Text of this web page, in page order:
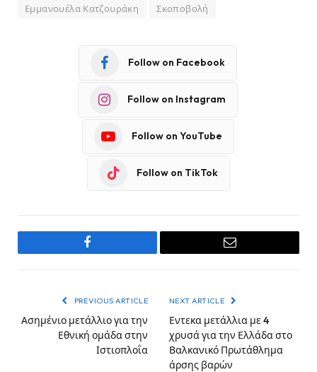
Εμμανουέλα Κατζουράκη Σκοποβολή
Follow on Facebook
Follow on Instagram
Follow on YouTube
Follow on TikTok
Facebook Email
PREVIOUS ARTICLE
Ασημένιο μετάλλιο για την
Εθνική ομάδα στην
Ιστιοπλοΐα
NEXT ARTICLE
Εντεκα μετάλλια με 4
χρυσά για την Ελλάδα στο
Βαλκανικό Πρωτάθλημα
άρσης βαρών